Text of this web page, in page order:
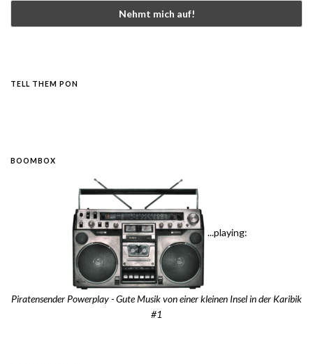
TELL THEM PON
BOOMBOX
...playing:
Piratensender Powerplay - Gute Musik von einer kleinen Insel in der Karibik
#1